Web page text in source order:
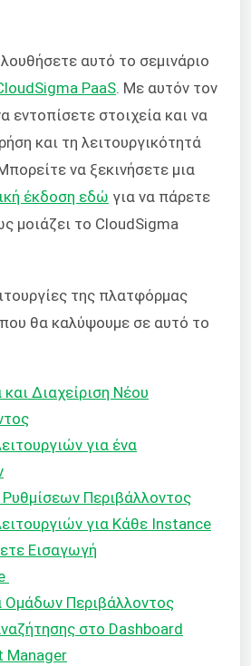
αυτό το σεμινάριο
PaaS. Με αυτόν τον
εντοπίσετε στοιχεία και να
και τη λειτουργικότητά
να ξεκινήσετε μια
έκδοση εδώ για να πάρετε
μοιάζει το CloudSigma
της πλατφόρμας
θα καλύψουμε σε αυτό το
Διαχείριση Νέου
για ένα
Ρυθμίσεων Περιβάλλοντος
για Κάθε Instance
Εισαγωγή
Ομάδων Περιβάλλοντος
στο Dashboard
Manager